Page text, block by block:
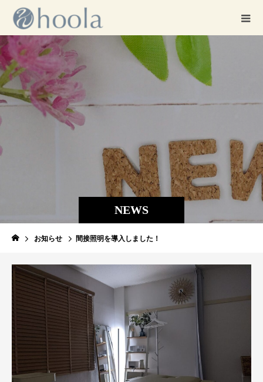
NEWS
お知らせ 間接照明を導入しました！